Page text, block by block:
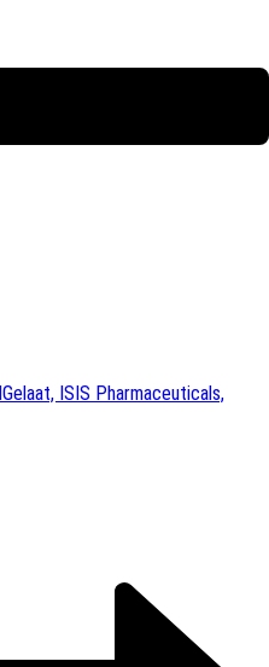
Gelaat, ISIS Pharmaceuticals,